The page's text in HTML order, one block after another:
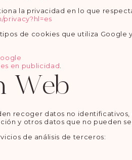
la privacidad en lo que
de cookies que utiliza
en publicidad
Web
recoger datos no
y otros datos que no pueden
de análisis de terceros: